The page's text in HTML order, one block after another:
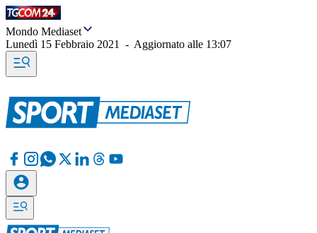
Mondo Mediaset
Lunedì 15 Febbraio 2021
- Aggiornato alle 13:07